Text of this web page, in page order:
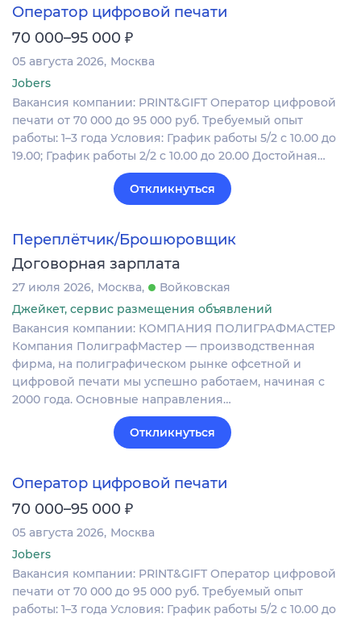
Оператор цифровой печати
70 000–95 000 ₽
05 августа 2026 Москва
Jobers
Вакансия компании: PRINT&GIFT Оператор цифровой
печати от 70 000 до 95 000 руб. Требуемый опыт
работы: 1–3 года Условия: График работы 5/2 с 10.00 до
19.00; График работы 2/2 c 10.00 до 20.00 Достойная…
Откликнуться
Переплётчик/Брошюровщик
Договорная зарплата
27 июля 2026 Москва
Войковская
Джейкет, сервис размещения объявлений
Вакансия компании: КОМПАНИЯ ПОЛИГРАФМАСТЕР
Компания ПолиграфМастер — производственная
фирма, на полиграфическом рынке офсетной и
цифровой печати мы успешно работаем, начиная с
2000 года. Основные направления…
Откликнуться
Оператор цифровой печати
70 000–95 000 ₽
05 августа 2026 Москва
Jobers
Вакансия компании: PRINT&GIFT Оператор цифровой
печати от 70 000 до 95 000 руб. Требуемый опыт
работы: 1–3 года Условия: График работы 5/2 с 10.00 до